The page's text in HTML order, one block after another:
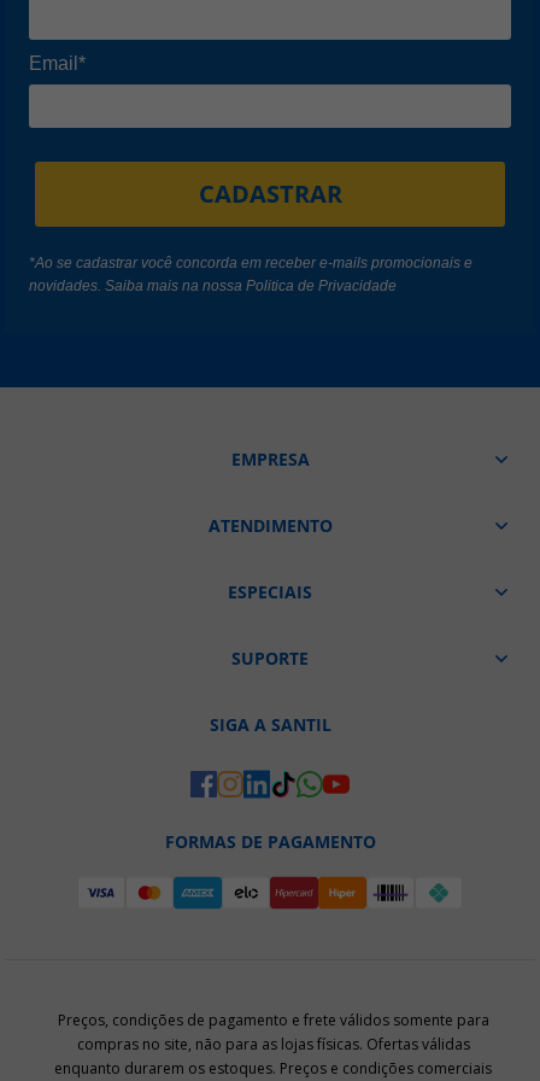
Email*
CADASTRAR
*Ao se cadastrar você concorda em receber e-mails promocionais e
novidades. Saiba mais na nossaPolitica de Privacidade
EMPRESA
ATENDIMENTO
ESPECIAIS
SUPORTE
SIGA A SANTIL
FORMAS DE PAGAMENTO
Preços, condições de pagamento e frete válidos somente para
compras no site, não para as lojas físicas. Ofertas válidas
enquanto durarem os estoques. Preços e condições comerciais